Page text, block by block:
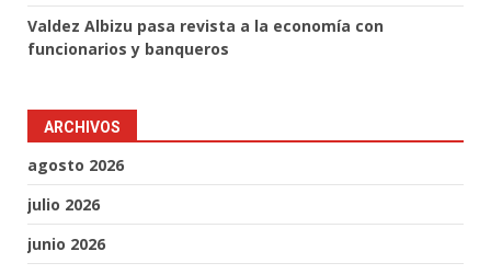
Valdez Albizu pasa revista a la economía con
funcionarios y banqueros
ARCHIVOS
agosto 2026
julio 2026
junio 2026